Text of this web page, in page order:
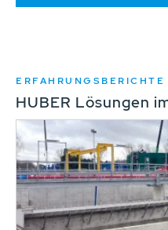
ERFAHRUNGSBERICHTE
HUBER Lösungen